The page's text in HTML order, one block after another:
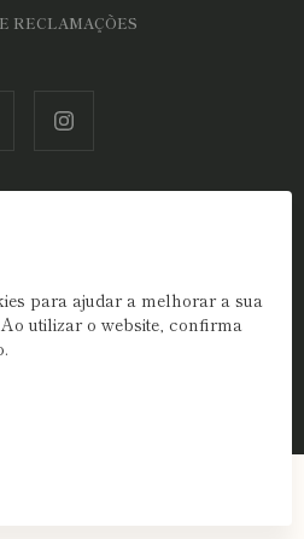
RECLAMAÇÕES
MEDIAÇÃO IMOBILIÁRIA LDA. AMI Nº
direitos reservados.
para ajudar a melhorar a sua
utilizar o website, confirma